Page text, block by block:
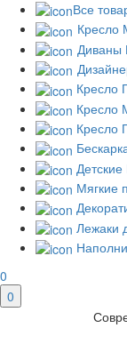
Все
Кресло
Диваны
Кресло
Кресло
Кресло
Мягкие
Лежаки
0
0